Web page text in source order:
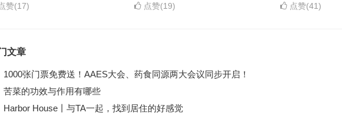
赞(17) 点赞(19) 点赞(41)
文章
1000张门票免费送！AAES大会、药食同源两大会议同步开启！
苦菜的功效与作用有哪些
Harbor House丨与TA一起，找到居住的好感觉